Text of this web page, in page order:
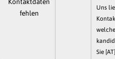
fehlen
Uns
Sie